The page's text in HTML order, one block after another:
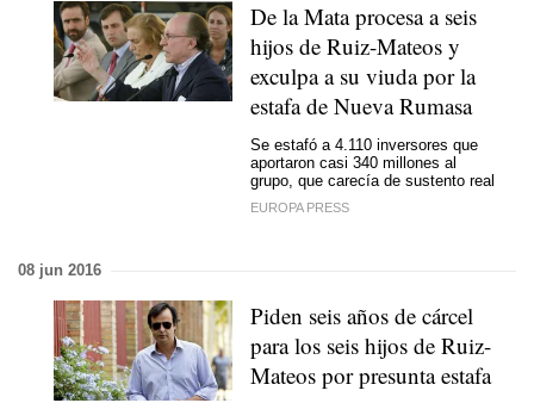
De la Mata procesa a seis
hijos de Ruiz-Mateos y
exculpa a su viuda por la
estafa de Nueva Rumasa
Se estafó a 4.110 inversores que
aportaron casi 340 millones al
grupo, que carecía de sustento real
EUROPA PRESS
08 jun 2016
Piden seis años de cárcel
para los seis hijos de Ruiz-
Mateos por presunta estafa